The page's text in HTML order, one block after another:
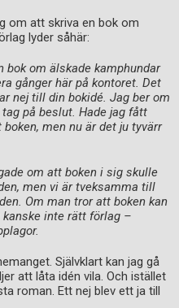
om att skriva en bok om
lyder såhär:
bok om älskade kamphundar
gånger här på kontoret. Det
nej till din bokidé. Jag ber om
på beslut. Hade jag fått
men nu är det ju tyvärr
om att boken i sig skulle
men vi är tveksamma till
Om man tror att boken kan
inte rätt förlag –
Självklart kan jag gå
att låta idén vila. Och istället
roman. Ett nej blev ett ja till